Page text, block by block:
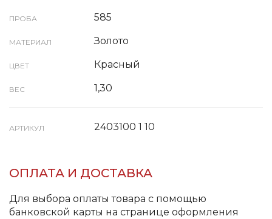
ПРОБА 585
МАТЕРИАЛ Золото
ЦВЕТ Красный
ВЕС 1,30
АРТИКУЛ 2403100 1 10
ОПЛАТА И ДОСТАВКА
Для выбора оплаты товара с помощью
банковской карты на странице оформления